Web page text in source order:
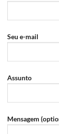
Seu e-mail
Assunto
Mensagem